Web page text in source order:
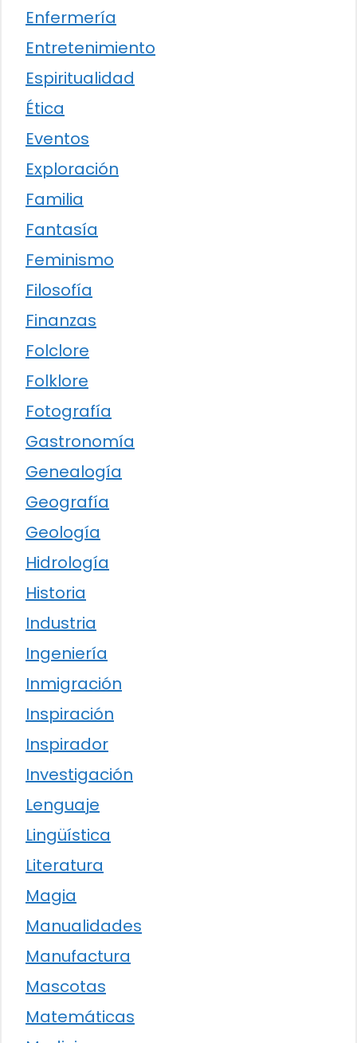
Enfermería
Entretenimiento
Espiritualidad
Ética
Eventos
Exploración
Familia
Fantasía
Feminismo
Filosofía
Finanzas
Folclore
Folklore
Fotografía
Gastronomía
Genealogía
Geografía
Geología
Hidrología
Historia
Industria
Ingeniería
Inmigración
Inspiración
Inspirador
Investigación
Lenguaje
Lingüística
Literatura
Magia
Manualidades
Manufactura
Mascotas
Matemáticas